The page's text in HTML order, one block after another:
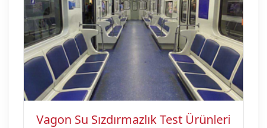
Vagon Su Sızdırmazlık Test Ürünleri